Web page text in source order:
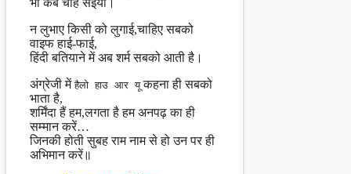
भी कब चाहे संइया।
न लुभाए किसी को लुगाई,चाहिए सबको
वाइफ हाई-फाई,
हिंदी बतियाने में अब शर्म सबको आती है।
अंग्रेजी मेंहैलो हाउ आर यूकहना ही सबको
भाता है,
शर्मिंदा हैं हम,लगता है हम अनपढ़ का ही
सम्मान करें…
जिनकी होती सुबह राम नाम से हो उन पर ही
अभिमान करें॥